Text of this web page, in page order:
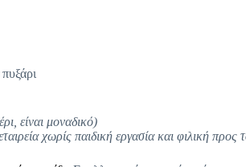
είναι μοναδικό)
χωρίς παιδική εργασία και φιλική